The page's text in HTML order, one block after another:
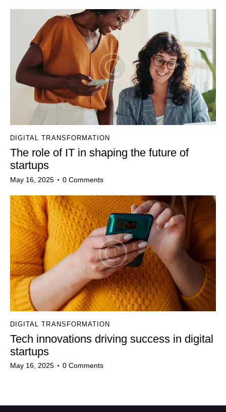
DIGITAL TRANSFORMATION
The role of IT in shaping the future of
startups
May 16, 2025 0 Comments
DIGITAL TRANSFORMATION
Tech innovations driving success in digital
startups
May 16, 2025 0 Comments